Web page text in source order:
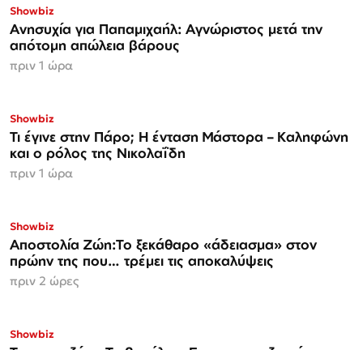
Showbiz
Ανησυχία για Παπαμιχαήλ: Αγνώριστος μετά την
απότομη απώλεια βάρους
πριν 1 ώρα
Showbiz
Τι έγινε στην Πάρο; Η ένταση Μάστορα – Καληφώνη
και ο ρόλος της Νικολαΐδη
πριν 1 ώρα
Showbiz
Αποστολία Ζώη:Το ξεκάθαρο «άδειασμα» στον
πρώην της που… τρέμει τις αποκαλύψεις
πριν 2 ώρες
Showbiz